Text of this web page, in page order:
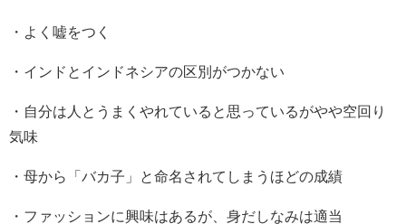
・よく嘘をつく
・インドとインドネシアの区別がつかない
・自分は人とうまくやれていると思っているがやや空回り
気味
・母から「バカ子」と命名されてしまうほどの成績
・ファッションに興味はあるが、身だしなみは適当